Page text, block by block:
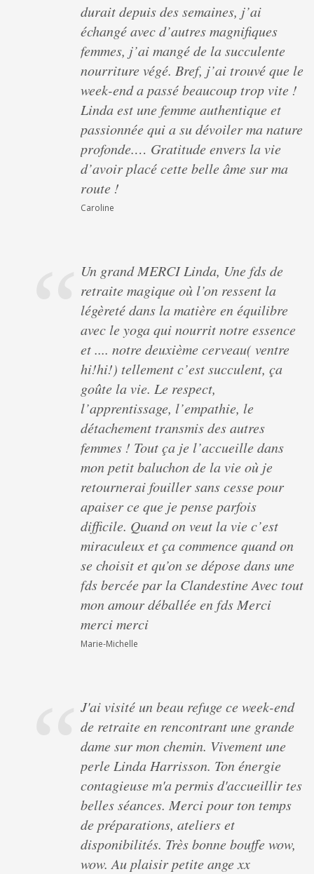
durait depuis des semaines, j’ai
échangé avec d’autres magnifiques
femmes, j’ai mangé de la succulente
nourriture végé. Bref, j’ai trouvé que le
week-end a passé beaucoup trop vite !
Linda est une femme authentique et
passionnée qui a su dévoiler ma nature
profonde.… Gratitude envers la vie
d’avoir placé cette belle âme sur ma
route !
Caroline
Un grand MERCI Linda, Une fds de
retraite magique où l’on ressent la
légèreté dans la matière en équilibre
avec le yoga qui nourrit notre essence
et .... notre deuxième cerveau( ventre
hi!hi!) tellement c’est succulent, ça
goûte la vie. Le respect,
l’apprentissage, l’empathie, le
détachement transmis des autres
femmes ! Tout ça je l’accueille dans
mon petit baluchon de la vie où je
retournerai fouiller sans cesse pour
apaiser ce que je pense parfois
difficile. Quand on veut la vie c’est
miraculeux et ça commence quand on
se choisit et qu’on se dépose dans une
fds bercée par la Clandestine Avec tout
mon amour déballée en fds Merci
merci merci
Marie-Michelle
J'ai visité un beau refuge ce week-end
de retraite en rencontrant une grande
dame sur mon chemin. Vivement une
perle Linda Harrisson. Ton énergie
contagieuse m'a permis d'accueillir tes
belles séances. Merci pour ton temps
de préparations, ateliers et
disponibilités. Très bonne bouffe wow,
wow. Au plaisir petite ange xx